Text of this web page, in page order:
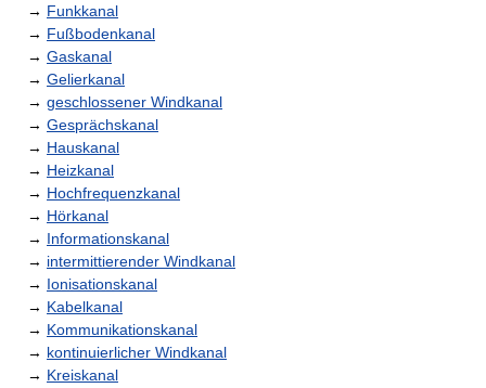
→ Funkkanal
→ Fußbodenkanal
→ Gaskanal
→ Gelierkanal
→ geschlossener Windkanal
→ Gesprächskanal
→ Hauskanal
→ Heizkanal
→ Hochfrequenzkanal
→ Hörkanal
→ Informationskanal
→ intermittierender Windkanal
→ Ionisationskanal
→ Kabelkanal
→ Kommunikationskanal
→ kontinuierlicher Windkanal
→ Kreiskanal